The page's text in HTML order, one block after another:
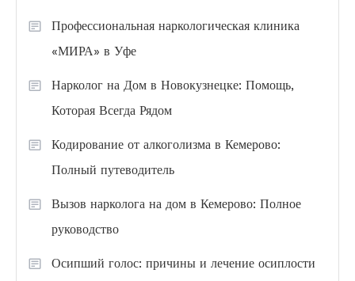
Профессиональная наркологическая клиника
«МИРА» в Уфе
Нарколог на Дом в Новокузнецке: Помощь,
Которая Всегда Рядом
Кодирование от алкоголизма в Кемерово:
Полный путеводитель
Вызов нарколога на дом в Кемерово: Полное
руководство
Осипший голос: причины и лечение осиплости